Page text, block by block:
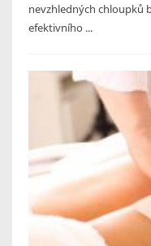
nevzhledných chloupků
efektivního ...